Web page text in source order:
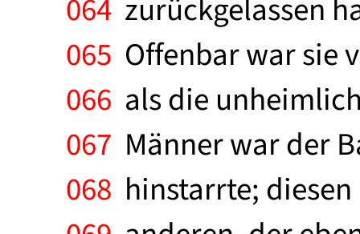
064 zurückgelassen
065 Offenbar war sie
066 als die
067 Männer war der
068 hinstarrte;